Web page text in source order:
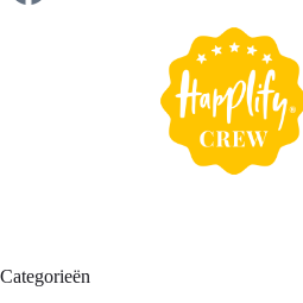
Categorieën